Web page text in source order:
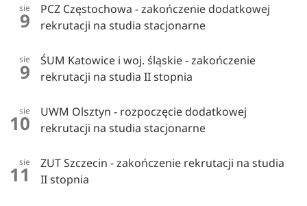
sie
9
PCZ Częstochowa - zakończenie dodatkowej
rekrutacji na studia stacjonarne
sie
9
ŚUM Katowice i woj. śląskie - zakończenie
rekrutacji na studia II stopnia
sie
10
UWM Olsztyn - rozpoczęcie dodatkowej
rekrutacji na studia stacjonarne
sie
11
ZUT Szczecin - zakończenie rekrutacji na studia
II stopnia